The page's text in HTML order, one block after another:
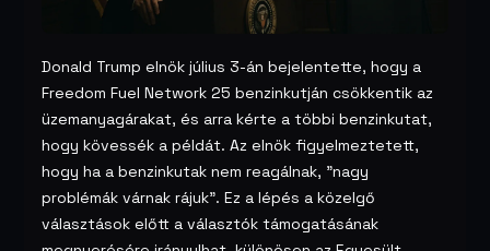
Donald Trump elnök július 3-án bejelentette, hogy a
Freedom Fuel Network 25 benzinkutján csökkentik az
üzemanyagárakat, és arra kérte a többi benzinkutat,
hogy kövessék a példát. Az elnök figyelmeztetett,
hogy ha a benzinkutak nem reagálnak, "nagy
problémák várnak rájuk". Ez a lépés a közelgő
választások előtt a választók támogatásának